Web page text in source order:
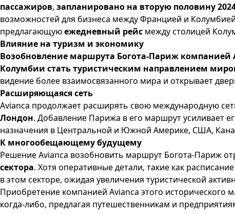
пассажиров, запланировано на вторую половину
возможностей для бизнеса между Францией и
предлагающуюежедневный рейс между столицей
Влияние на туризм и экономику
Возобновление маршрута Богота-Париж компанией
Колумбии стать туристическим направлением
видение более взаимосвязанного мира и открывает
Расширяющаяся сеть
Avianca продолжает расширять свою международную
Лондон. Добавление Парижа в его маршрут усиливает
назначения в Центральной и Южной Америке, США,
К многообещающему будущему
Решение Avianca возобновить маршрут Богота-Париж
сектора. Хотя оперативные детали, такие как
в этом секторе, ожидая увеличения туристической
Приобретение компанией Avianca этого
когда-либо, предлагая путешественникам и